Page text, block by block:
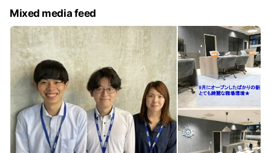
Mixed media feed